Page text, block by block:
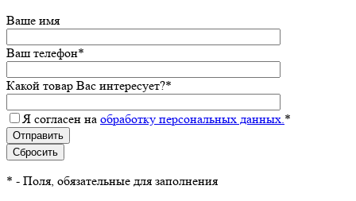
Ваше имя
Ваш телефон*
Какой товар Вас интересует?*
Я согласен на обработку персональных данных.*
* - Поля, обязательные для заполнения